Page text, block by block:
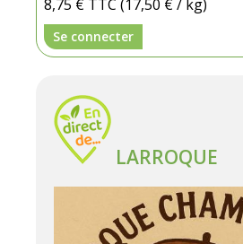
8,75 € TTC (17,50 € / kg)
Se connecter
LARROQUE